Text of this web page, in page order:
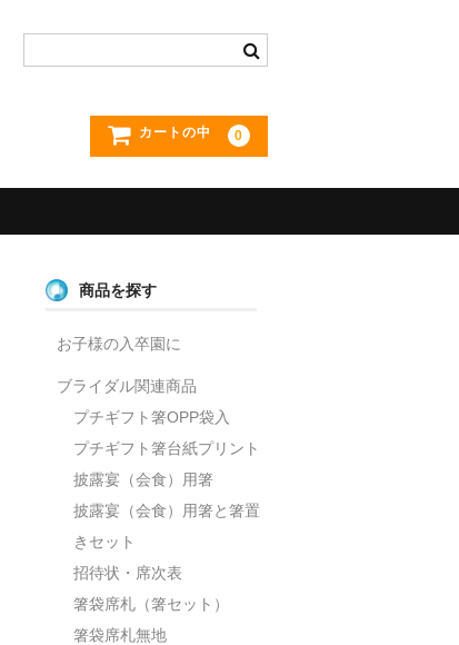
カートの中 0
商品を探す
お子様の入卒園に
ブライダル関連商品
プチギフト箸OPP袋入
プチギフト箸台紙プリント
披露宴（会食）用箸
披露宴（会食）用箸と箸置
きセット
招待状・席次表
箸袋席札（箸セット）
箸袋席札無地